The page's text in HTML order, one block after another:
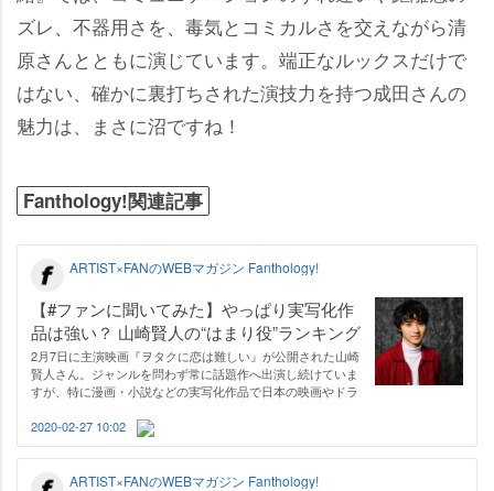
ズレ、不器用さを、毒気とコミカルさを交えながら清
原さんとともに演じています。端正なルックスだけで
はない、確かに裏打ちされた演技力を持つ成田さんの
魅力は、まさに沼ですね！
Fanthology!関連記事
ARTIST×FANのWEBマガジン Fanthology!
【#ファンに聞いてみた】やっぱり実写化作
品は強い？ 山崎賢人の“はまり役”ランキング
2月7日に主演映画『ヲタクに恋は難しい』が公開された山崎
賢人さん。ジャンルを問わず常に話題作へ出演し続けていま
すが、特に漫画・小説などの実写化作品で日本の映画やドラ
崎さんが特にハマリ役だったと思う作品をアンケート（※）
し、上位8作品をピックアップ。…
2020-02-27 10:02
ARTIST×FANのWEBマガジン Fanthology!